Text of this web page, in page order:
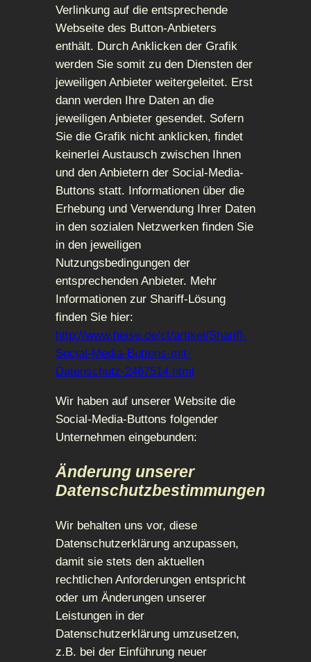
Verlinkung auf die entsprechende
Webseite des Button-Anbieters
enthält. Durch Anklicken der Grafik
werden Sie somit zu den Diensten der
jeweiligen Anbieter weitergeleitet. Erst
dann werden Ihre Daten an die
jeweiligen Anbieter gesendet. Sofern
Sie die Grafik nicht anklicken, findet
keinerlei Austausch zwischen Ihnen
und den Anbietern der Social-Media-
Buttons statt. Informationen über die
Erhebung und Verwendung Ihrer Daten
in den sozialen Netzwerken finden Sie
in den jeweiligen
Nutzungsbedingungen der
entsprechenden Anbieter. Mehr
Informationen zur Shariff-Lösung
finden Sie hier:
http://www.heise.de/ct/artikel/Shariff-
Social-Media-Buttons-mit-
Datenschutz-2467514.html
Wir haben auf unserer Website die
Social-Media-Buttons folgender
Unternehmen eingebunden:
Änderung unserer
Datenschutzbestimmungen
Wir behalten uns vor, diese
Datenschutzerklärung anzupassen,
damit sie stets den aktuellen
rechtlichen Anforderungen entspricht
oder um Änderungen unserer
Leistungen in der
Datenschutzerklärung umzusetzen,
z.B. bei der Einführung neuer